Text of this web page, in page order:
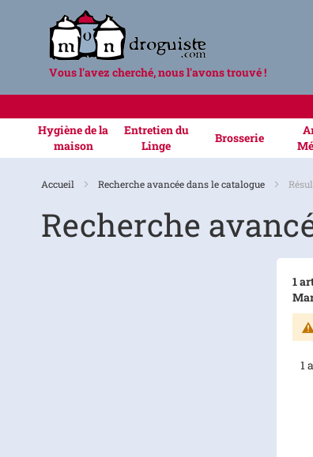
Vous l'avez cherché, nous l'avons trouvé !
Hygiène de la
maison
Entretien du
Linge
Brosserie
Accueil Recherche avancée dans le catalogue
Recherche
1
1